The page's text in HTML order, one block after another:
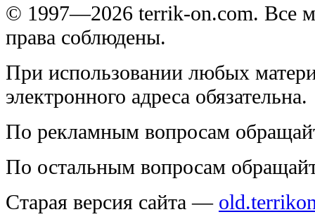
© 1997—2026 terrik-on.com. Все
права соблюдены.
При использовании любых
электронного адреса обязательна.
По рекламным вопросам
По остальным вопросам
Старая версия сайта —